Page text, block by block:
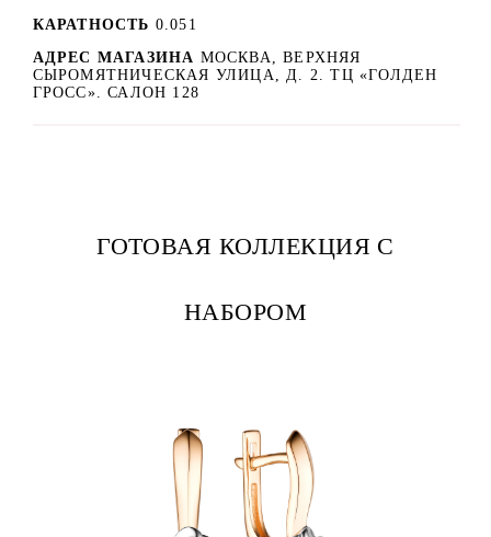
КАРАТНОСТЬ 0.051
АДРЕС МАГАЗИНА МОСКВА, ВЕРХНЯЯ
СЫРОМЯТНИЧЕСКАЯ УЛИЦА, Д. 2. ТЦ «ГОЛДЕН
ГРОСС». САЛОН 128
ГОТОВАЯ КОЛЛЕКЦИЯ С
НАБОРОМ